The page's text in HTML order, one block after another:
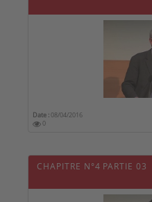
Date :08/04/2016
0
CHAPITRE N°4 PARTIE 03